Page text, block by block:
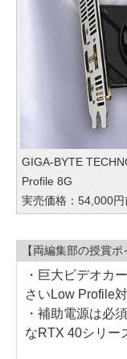
GIGA-BYTE
Profile 8G
実売価格：54,000円
【両編集部の授賞ポ
・巨大ビデオカ
さいLow Profile
・補助電源は必
なRTX 40シリー